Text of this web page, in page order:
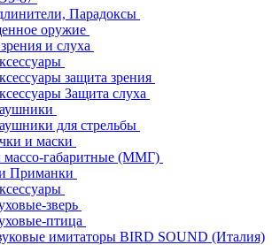
Парадоксы
оружие
и слуха
защита зрения
Защита слуха
для стрельбы
и маски
габаритные (ММГ)
Приманки
зверь
птица
имитаторы BIRD SOUND (Италия)